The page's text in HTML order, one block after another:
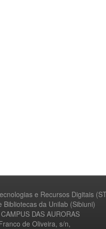
e Recursos Digitais
Bibliotecas da Unilab (Sibiuni)
DAS AURORAS
de Oliveira, s/n,